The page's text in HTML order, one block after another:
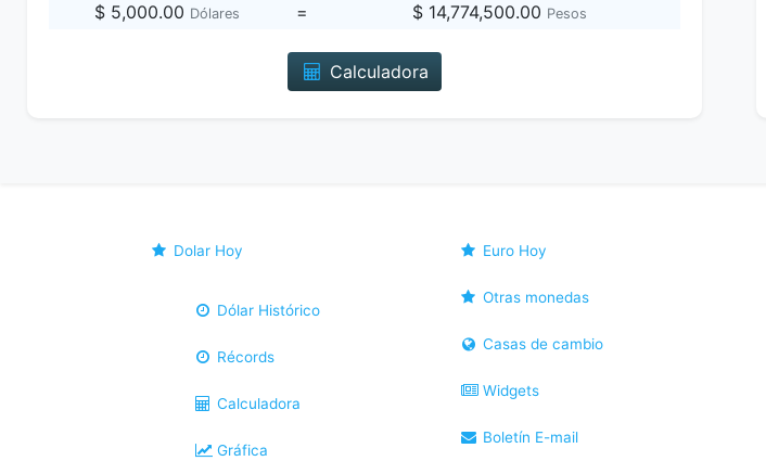
$ 5,000.00 Dólares = $ 14,774,500.00 Pesos
Calculadora
Dolar Hoy
Dólar Histórico
Récords
Calculadora
Gráfica
Euro Hoy
Otras monedas
Casas de cambio
Widgets
Boletín E-mail